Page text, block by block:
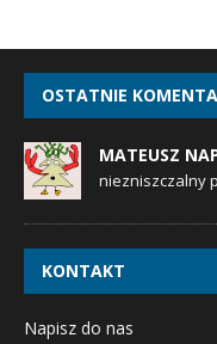
OSTATNIE
MATEUSZ
niezniszczalny
KONTAKT
Napisz do nas